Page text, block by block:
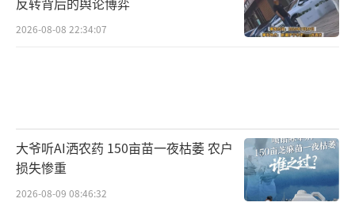
2026-08-08 22:34:07
大爷听AI洒农药 150亩苗一夜枯萎 农户
损失惨重
2026-08-09 08:46:32